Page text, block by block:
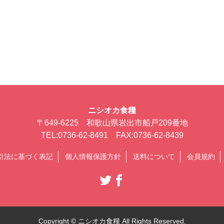
ニシオカ食糧
〒649-6225 和歌山県岩出市船戸209番地
TEL:0736-62-8491 FAX:0736-62-8439
法に基づく表記 個人情報保護方針 送料について 会員規約
Copyright © ニシオカ食糧 All Rights Reserved.